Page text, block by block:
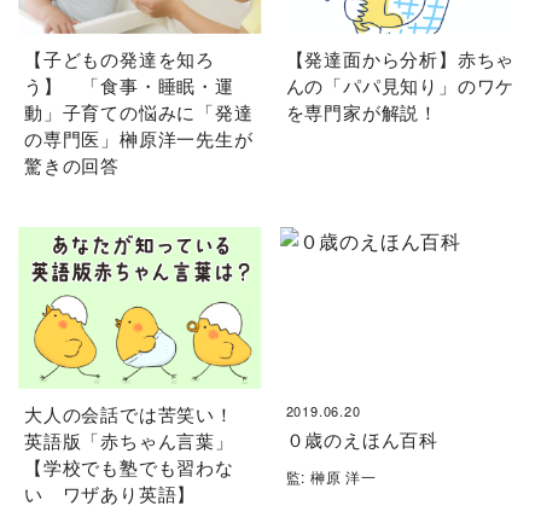
【子どもの発達を知ろ
う】 「食事・睡眠・運
動」子育ての悩みに「発達
の専門医」榊原洋一先生が
驚きの回答
【発達面から分析】赤ちゃ
んの「パパ見知り」のワケ
を専門家が解説！
大人の会話では苦笑い！
英語版「赤ちゃん言葉」
【学校でも塾でも習わな
い ワザあり英語】
2019.06.20
０歳のえほん百科
監: 榊原 洋一